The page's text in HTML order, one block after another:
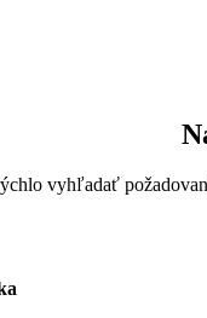
vyhľadať